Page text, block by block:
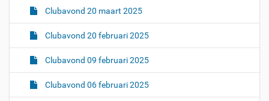
Clubavond 20 maart 2025
Clubavond 20 februari 2025
Clubavond 09 februari 2025
Clubavond 06 februari 2025